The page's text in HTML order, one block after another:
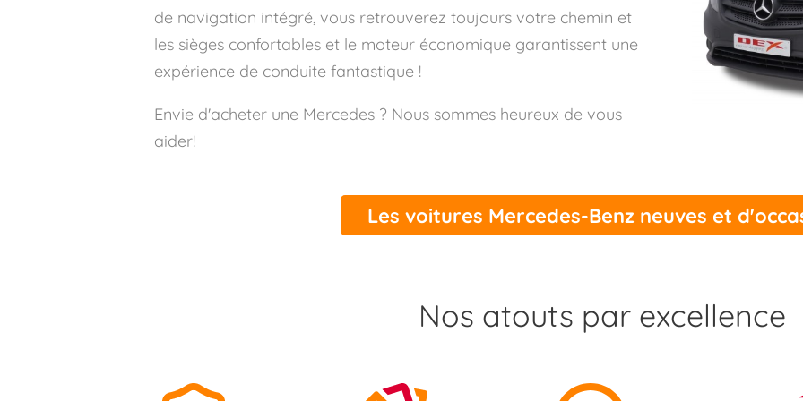
de navigation intégré, vous retrouverez toujours votre chemin et
les sièges confortables et le moteur économique garantissent une
expérience de conduite fantastique !
Envie d'acheter une Mercedes ? Nous sommes heureux de vous
aider!
Les voitures Mercedes-Benz neuves et
Nos atouts par excellence